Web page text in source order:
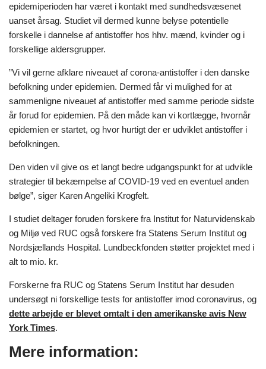
epidemiperioden har været i kontakt med sundhedsvæsenet
uanset årsag. Studiet vil dermed kunne belyse potentielle
forskelle i dannelse af antistoffer hos hhv. mænd, kvinder og i
forskellige aldersgrupper.
”Vi vil gerne afklare niveauet af corona-antistoffer i den danske
befolkning under epidemien. Dermed får vi mulighed for at
sammenligne niveauet af antistoffer med samme periode sidste
år forud for epidemien. På den måde kan vi kortlægge, hvornår
epidemien er startet, og hvor hurtigt der er udviklet antistoffer i
befolkningen.
Den viden vil give os et langt bedre udgangspunkt for at udvikle
strategier til bekæmpelse af COVID-19 ved en eventuel anden
bølge”, siger Karen Angeliki Krogfelt.
I studiet deltager foruden forskere fra Institut for Naturvidenskab
og Miljø ved RUC også forskere fra Statens Serum Institut og
Nordsjællands Hospital. Lundbeckfonden støtter projektet med i
alt to mio. kr.
Forskerne fra RUC og Statens Serum Institut har desuden
undersøgt ni forskellige tests for antistoffer imod coronavirus, og
dette arbejde er blevet omtalt i den amerikanske avis New
York Times.
Mere information: